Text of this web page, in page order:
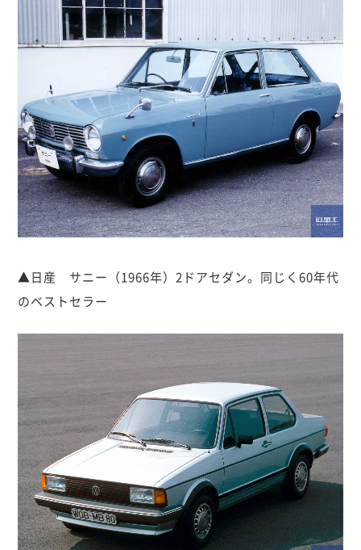
▲日産 サニー（1966年）2ドアセダン。同じく60年代
のベストセラー